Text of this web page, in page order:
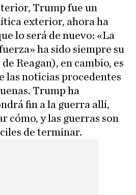
Trump fue un
exterior, ahora ha
lo será de nuevo: «La
ha sido siempre su
Reagan), en cambio, es
las noticias procedentes
Trump ha
fin a la guerra allí,
cómo, y las guerras son
de terminar.